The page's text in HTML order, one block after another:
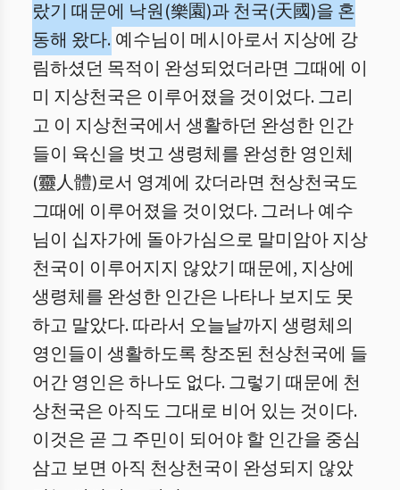
랐기 때문에 낙원(樂園)과 천국(天國)을 혼
동해 왔다. 예수님이 메시아로서 지상에 강
림하셨던 목적이 완성되었더라면 그때에 이
미 지상천국은 이루어졌을 것이었다. 그리
고 이 지상천국에서 생활하던 완성한 인간
들이 육신을 벗고 생령체를 완성한 영인체
(靈人體)로서 영계에 갔더라면 천상천국도
그때에 이루어졌을 것이었다. 그러나 예수
님이 십자가에 돌아가심으로 말미암아 지상
천국이 이루어지지 않았기 때문에, 지상에
생령체를 완성한 인간은 나타나 보지도 못
하고 말았다. 따라서 오늘날까지 생령체의
영인들이 생활하도록 창조된 천상천국에 들
어간 영인은 하나도 없다. 그렇기 때문에 천
상천국은 아직도 그대로 비어 있는 것이다.
이것은 곧 그 주민이 되어야 할 인간을 중심
삼고 보면 아직 천상천국이 완성되지 않았